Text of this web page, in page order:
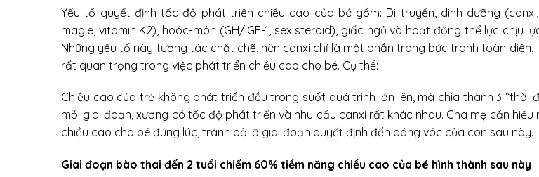
Yếu tố quyết định tốc độ phát triển chiều cao của bé gồm: Di truyền, dinh dưỡng (canxi,
magie, vitamin K2), hoóc-môn (GH/IGF-1, sex steroid), giấc ngủ và hoạt động thể lực chịu
Những yếu tố này tương tác chặt chẽ, nên canxi chỉ là một phần trong bức tranh toàn diện.
rất quan trọng trong việc phát triển chiều cao cho bé. Cụ thể:
Chiều cao của trẻ không phát triển đều trong suốt quá trình lớn lên, mà chia thành 3 “thời
mỗi giai đoạn, xương có tốc độ phát triển và nhu cầu canxi rất khác nhau. Cha mẹ cần
chiều cao cho bé đúng lúc, tránh bỏ lỡ giai đoạn quyết định đến dáng vóc của con sau này.
Giai đoạn bào thai đến 2 tuổi chiếm 60% tiềm năng chiều cao của bé hình thành sau này